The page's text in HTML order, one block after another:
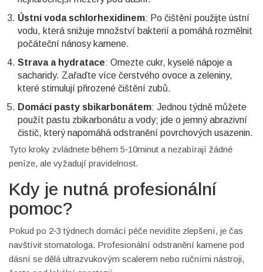
Ústní voda schlorhexidinem: Po čištění použijte ústní
vodu, která snižuje množství bakterií a pomáhá rozmělnit
počáteční nánosy kamene.
Strava a hydratace: Omezte cukr, kyselé nápoje a
sacharidy. Zařaďte více čerstvého ovoce a zeleniny,
které stimulují přirozené čištění zubů.
Domácí pasty sbikarbonátem: Jednou týdně můžete
použít pastu zbikarbonátu a vody; jde o jemný abrazivní
čistič, který napomáhá odstranění povrchových usazenin.
Tyto kroky zvládnete během 5‑10minut a nezabírají žádné
peníze, ale vyžadují pravidelnost.
Kdy je nutná profesionální
pomoc?
Pokud po 2‑3 týdnech domácí péče nevidíte zlepšení, je čas
navštívit stomatologa. Profesionální odstranění kamene pod
dásní se dělá ultrazvukovým scalerem nebo ručními nástroji,